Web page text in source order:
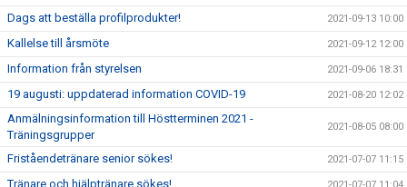
Dags att beställa profilprodukter! 2021-09-13 10:00
Kallelse till årsmöte 2021-09-12 12:00
Information från styrelsen 2021-09-06 18:31
19 augusti: uppdaterad information COVID-19 2021-08-20 12:02
Anmälningsinformation till Höstterminen 2021 -
Träningsgrupper
2021-08-05 08:00
Friståendetränare senior sökes! 2021-07-07 11:15
Tränare och hjälptränare sökes!